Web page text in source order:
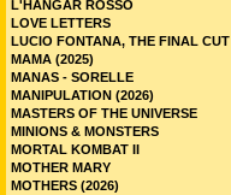
L'HANGAR ROSSO
LOVE LETTERS
LUCIO FONTANA, THE FINAL CUT
MAMA (2025)
MANAS - SORELLE
MANIPULATION (2026)
MASTERS OF THE UNIVERSE
MINIONS & MONSTERS
MORTAL KOMBAT II
MOTHER MARY
MOTHERS (2026)